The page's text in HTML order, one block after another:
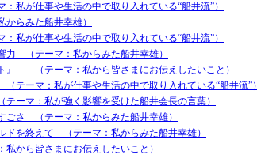
私が仕事や生活の中で取り入れている“船井流”）
らみた船井幸雄）
私が仕事や生活の中で取り入れている“船井流”）
力 （テーマ：私からみた船井幸雄）
』 （テーマ：私から皆さまにお伝えしたいこと）
テーマ：私が仕事や生活の中で取り入れている“船井流”）
ーマ：私が強く影響を受けた船井会長の言葉）
ごさ （テーマ：私からみた船井幸雄）
を終えて （テーマ：私からみた船井幸雄）
から皆さまにお伝えしたいこと）